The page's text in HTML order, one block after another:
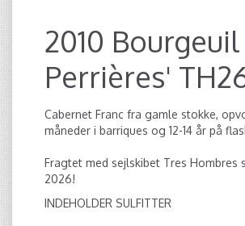
2010 Bourgeuil
Perrières'
Cabernet Franc fra gamle stokke,
måneder i barriques og 12-14 år på
Fragtet med sejlskibet Tres Hombres
2026!
INDEHOLDER SULFITTER